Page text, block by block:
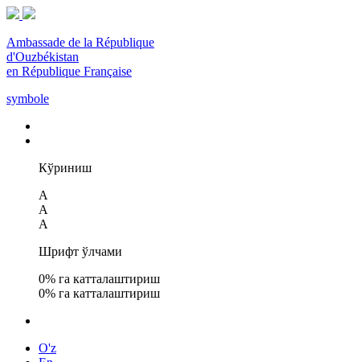
Ambassade de la République
d'Ouzbékistan
en République Française
symbole
Кўриниш
A
A
A
Шрифт ўлчами
0% га катталаштириш
0% га катталаштириш
O'z